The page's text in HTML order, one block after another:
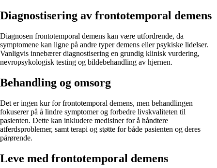
Diagnostisering av frontotemporal demens
Diagnosen frontotemporal demens kan være utfordrende, da
symptomene kan ligne på andre typer demens eller psykiske lidelser.
Vanligvis innebærer diagnostisering en grundig klinisk vurdering,
nevropsykologisk testing og bildebehandling av hjernen.
Behandling og omsorg
Det er ingen kur for frontotemporal demens, men behandlingen
fokuserer på å lindre symptomer og forbedre livskvaliteten til
pasienten. Dette kan inkludere medisiner for å håndtere
atferdsproblemer, samt terapi og støtte for både pasienten og deres
pårørende.
Leve med frontotemporal demens